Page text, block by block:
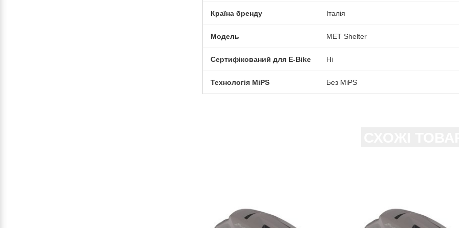
Країна бренду Італія
Модель MET Shelter
Сертифікований для E-Bike Ні
Технологія MiPS Без MiPS